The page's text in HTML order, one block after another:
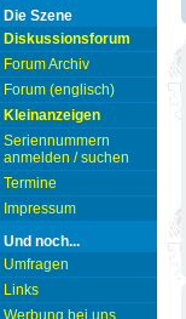
Die Szene
Diskussionsforum
Forum Archiv
Forum (englisch)
Kleinanzeigen
Seriennummern
anmelden / suchen
Termine
Impressum
Und noch...
Umfragen
Links
Werbung bei uns